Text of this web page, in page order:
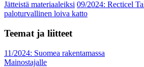
Jätteistä materiaaleiksi 09/2024: Recticel
paloturvallinen loiva katto
Teemat ja liitteet
11/2024: Suomea rakentamassa
Mainostajalle